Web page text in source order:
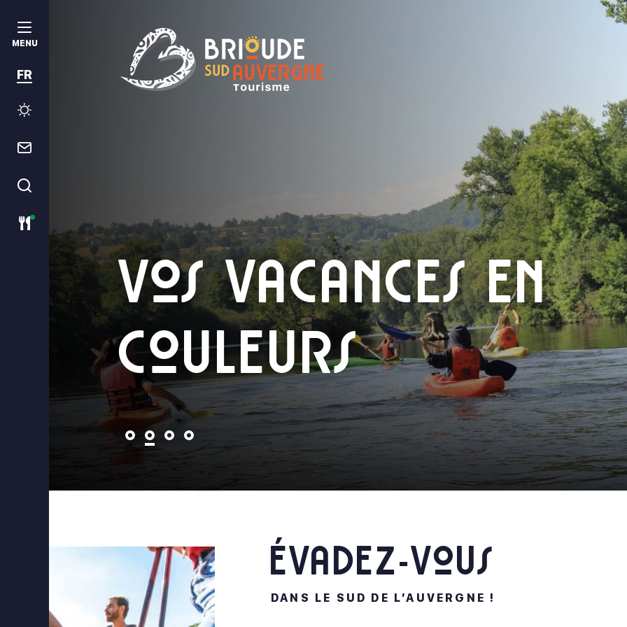
MENU
FR
Météo
Contact
Restaurants ouverts ce jour
Vos vacances en
couleurs
Évadez-vous
DANS LE SUD DE L’AUVERGNE !